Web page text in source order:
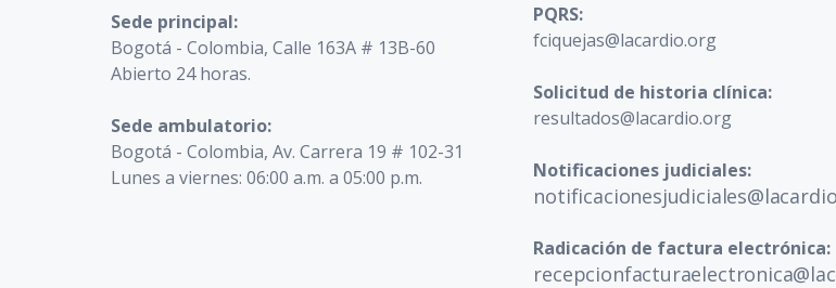
Sede principal:
Bogotá - Colombia, Calle 163A # 13B-60
Abierto 24 horas.
Sede ambulatorio:
Bogotá - Colombia, Av. Carrera 19 # 102-31
Lunes a viernes: 06:00 a.m. a 05:00 p.m.
PQRS:
fciquejas@lacardio.org
Solicitud de historia clínica:
resultados@lacardio.org
Notificaciones judiciales:
Radicación de factura electrónica: